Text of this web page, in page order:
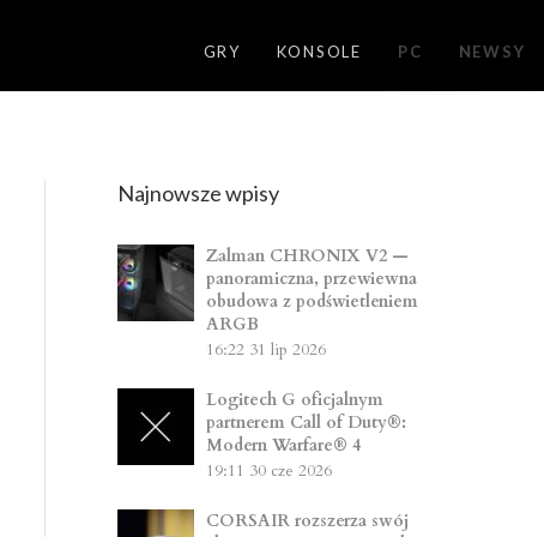
GRY KONSOLE PC NEWSY
Najnowsze wpisy
Zalman CHRONIX V2 —
panoramiczna, przewiewna
obudowa z podświetleniem
ARGB
16:22 31 lip 2026
Logitech G oficjalnym
partnerem Call of Duty®:
Modern Warfare® 4
19:11 30 cze 2026
CORSAIR rozszerza swój